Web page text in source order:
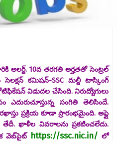
అలర్ట్. 10వ తరగతి అర్హతతో సెంట్రల్
కమిషన్-SSC మల్టీ టాస్కింగ్
విడుదల చేసింది. నిరుద్యోగులు
సంగితి తెలిసిందే.
ప్రక్రియ కూడా ప్రారంభమైంది. అప్లై
ఖాళీల వివరాలను ప్రకటించలేదు.
వెబ్‌సైట్ https://ssc.nic.in/ లో